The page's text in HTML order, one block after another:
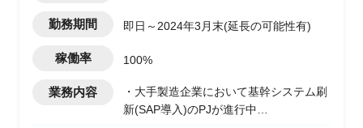
勤務期間 即日～2024年3月末(延長の可能性有)
稼働率 100%
業務内容
・大手製造企業において基幹システム刷
新(SAP導入)のPJが進行中